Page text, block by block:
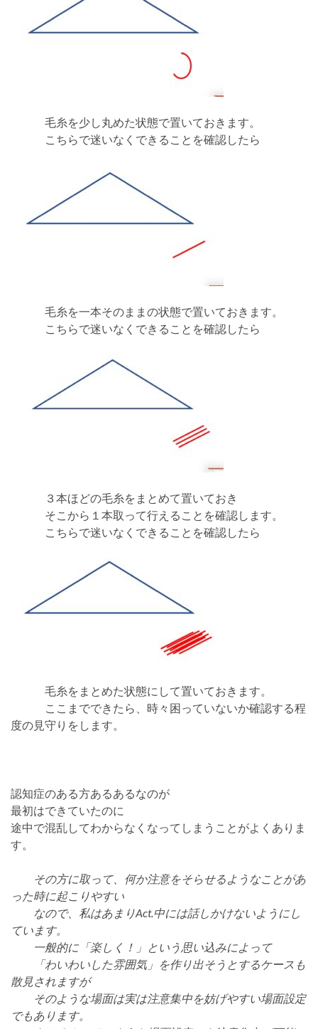
毛糸を少し丸めた状態で置いておきます。
こちらで迷いなくできることを確認したら
毛糸を一本そのままの状態で置いておきます。
こちらで迷いなくできることを確認したら
３本ほどの毛糸をまとめて置いておき
そこから１本取って行えることを確認します。
こちらで迷いなくできることを確認したら
毛糸をまとめた状態にして置いておきます。
ここまでできたら、時々困っていないか確認する程
度の見守りをします。
認知症のある方あるあるなのが
最初はできていたのに
途中で混乱してわからなくなってしまうことがよくありま
す。
その方に取って、何か注意をそらせるようなことがあ
った時に起こりやすい
なので、私はあまりAct.中には話しかけないようにし
ています。
一般的に「楽しく！」という思い込みによって
「わいわいした雰囲気」を作り出そうとするケースも
散見されますが
そのような場面は実は注意集中を妨げやすい場面設定
でもあります。